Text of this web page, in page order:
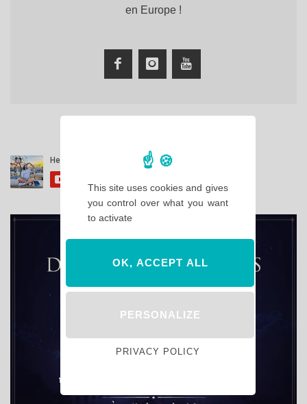
en Europe !
This site uses cookies and gives
you control over what you want
to activate
OK, ACCEPT ALL
PERSONALIZE
PRIVACY POLICY